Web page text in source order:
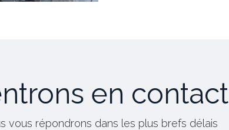
en contact
vous répondrons dans les plus brefs délais